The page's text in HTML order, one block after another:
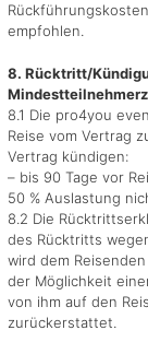
empfohlen.
8. Rücktritt/
8.1 Die pro4you
Reise vom Vertrag
Vertrag kündigen:
– bis 90 Tage vor
50 % Auslastung
8.2 Die
des Rücktritts
wird dem
der Möglichkeit
von ihm auf den
zurückerstattet.